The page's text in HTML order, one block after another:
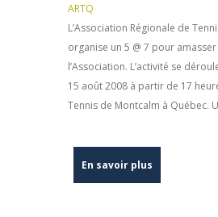
ARTQ
L’Association Régionale de
organise un 5 @ 7 pour
l’Association. L’activité se
15 août 2008 à partir de 17
Tennis de Montcalm à Québec.
En savoir plus